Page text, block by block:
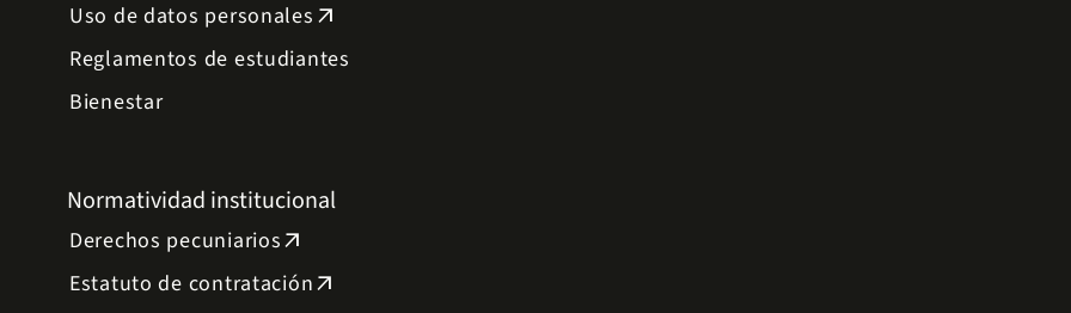
Uso de datos personales arrow_outward
Reglamentos de estudiantes
Bienestar
Normatividad institucional
Derechos pecuniariosarrow_outward
Estatuto de contrataciónarrow_outward